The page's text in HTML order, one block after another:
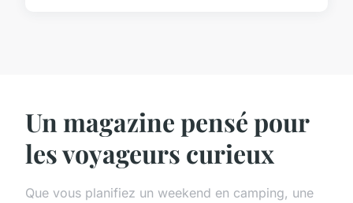
Un magazine pensé pour
les voyageurs curieux
Que vous planifiez un weekend en camping, une